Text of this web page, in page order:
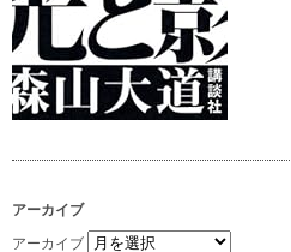
アーカイブ
アーカイブ